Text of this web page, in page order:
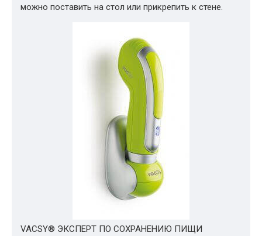
можно поставить на стол или прикрепить к стене.
VACSY® ЭКСПЕРТ ПО СОХРАНЕНИЮ ПИЩИ